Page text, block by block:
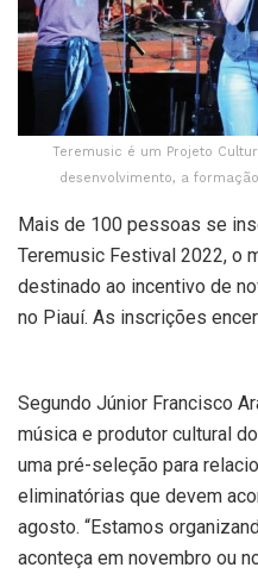
Teremusic é um Projeto
desenvolvimento, a
Mais de 100 pessoas se
Teremusic Festival 2022, o
destinado ao incentivo de
no Piauí. As inscrições
Segundo Júnior Francisco
música e produtor cultural
uma pré-seleção para
eliminatórias que devem
agosto. “Estamos
aconteça em novembro ou